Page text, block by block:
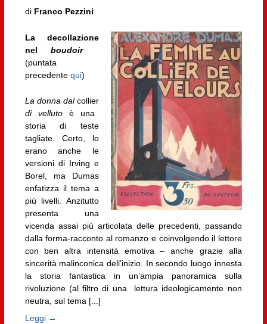
di Franco Pezzini
La decollazione
nelboudoir
(puntata
precedente qui)
La donna dalcollier
di velluto è una
storia di teste
tagliate. Certo, lo
erano anche le
versioni di Irving e
Borel, ma Dumas
enfatizza il tema a
più livelli. Anzitutto
presenta una
vicenda assai più articolata delle precedenti, passando
dalla forma-racconto al romanzo e coinvolgendo il lettore
con ben altra intensità emotiva – anche grazie alla
sincerità malinconica dell’inizio. In secondo luogo innesta
la storia fantastica in un’ampia panoramica sulla
rivoluzione (al filtro di una lettura ideologicamente non
neutra, sul tema [...]
Leggi →